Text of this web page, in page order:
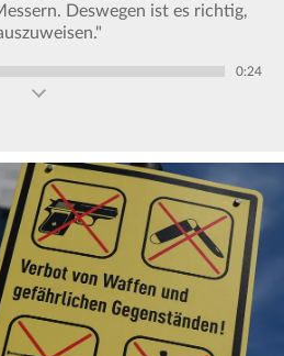
Deswegen ist es richtig,
0:24